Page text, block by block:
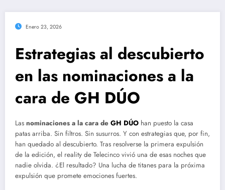
Enero 23, 2026
Estrategias al descubierto
en las nominaciones a la
cara de GH DÚO
Las nominaciones a la cara de GH DÚO han puesto la casa
patas arriba. Sin filtros. Sin susurros. Y con estrategias que, por fin,
han quedado al descubierto. Tras resolverse la primera expulsión
de la edición, el reality de Telecinco vivió una de esas noches que
nadie olvida. ¿El resultado? Una lucha de titanes para la próxima
expulsión que promete emociones fuertes.